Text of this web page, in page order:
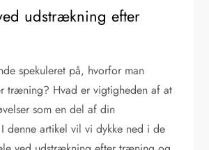
udstrækning efter
spekuleret på, hvorfor man
træning? Hvad er vigtigheden af at
som en del af din
denne artikel vil vi dykke ned i de